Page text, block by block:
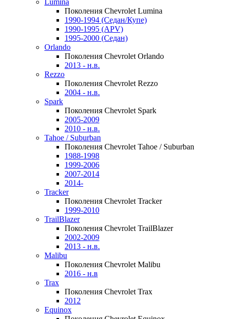
Lumina
Поколения Chevrolet Lumina
1990-1994 (Седан/Купе)
1990-1995 (APV)
1995-2000 (Седан)
Orlando
Поколения Chevrolet Orlando
2013 - н.в.
Rezzo
Поколения Chevrolet Rezzo
2004 - н.в.
Spark
Поколения Chevrolet Spark
2005-2009
2010 - н.в.
Tahoe / Suburban
Поколения Chevrolet Tahoe / Suburban
1988-1998
1999-2006
2007-2014
2014-
Tracker
Поколения Chevrolet Tracker
1999-2010
TrailBlazer
Поколения Chevrolet TrailBlazer
2002-2009
2013 - н.в.
Malibu
Поколения Chevrolet Malibu
2016 - н.в
Trax
Поколения Chevrolet Trax
2012
Equinox